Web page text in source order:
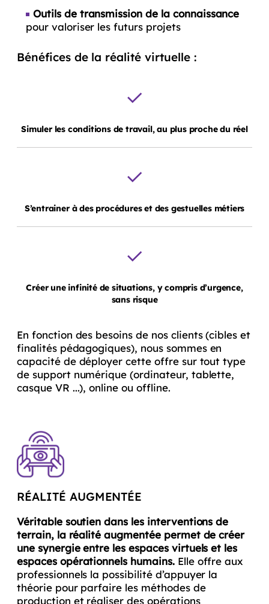
Outils de transmission de la connaissance
pour valoriser les futurs projets
Bénéfices de la réalité virtuelle :
Simulerles conditions de travail, au plus proche du réel
S’entrainerà des procédures et des gestuelles métiers
Créerune infinité de situations, y compris d’urgence,
sans risque
En fonction des besoins de nos clients (cibles et
finalités pédagogiques), nous sommes en
capacité de déployer cette offre sur tout type
de support numérique (ordinateur, tablette,
casque VR ...), online ou offline.
RÉALITÉ AUGMENTÉE
Véritable soutien dans les interventions de
terrain, la réalité augmentée permet de créer
une synergie entre les espaces virtuels et les
espaces opérationnels humains.Elle offre aux
professionnels la possibilité d’appuyer la
théorie pour parfaire les méthodes de
production et réaliser des opérations